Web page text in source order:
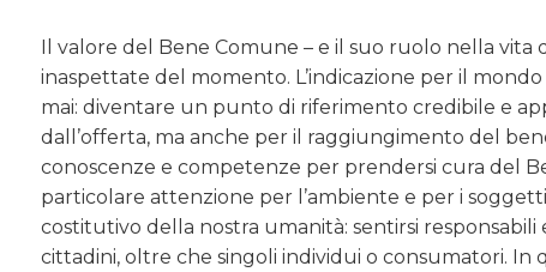
Il valore del Bene Comune – e il suo ruolo nella
inaspettate del momento. L’indicazione per il
mai: diventare un punto di riferimento credibile e
dall’offerta, ma anche per il raggiungimento del
conoscenze e competenze per prendersi cura del
particolare attenzione per l’ambiente e per i
costitutivo della nostra umanità: sentirsi responsabili
cittadini, oltre che singoli individui o consumatori. In